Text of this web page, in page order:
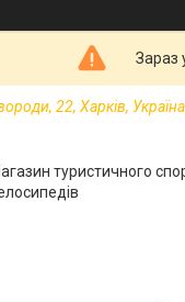
Зараз
22, Харків, Україна
туристичного